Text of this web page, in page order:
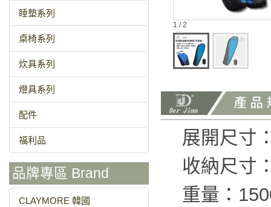
睡墊系列
桌椅系列
炊具系列
燈具系列
配件
福利品
品牌專區 Brand
CLAYMORE 韓國
1 / 2
展開尺寸
收納尺寸
重量：